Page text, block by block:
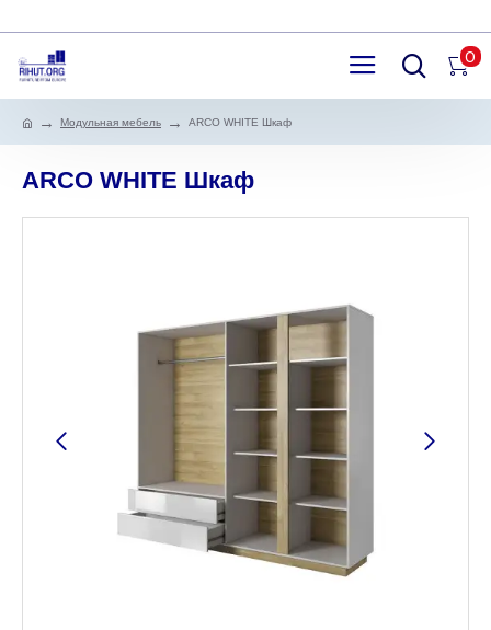
0
Модульная мебель ARCO WHITE Шкаф
ARCO WHITE Шкаф